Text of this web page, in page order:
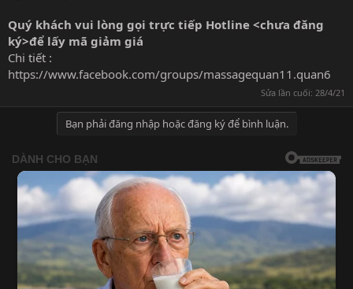
Quý khách vui lòng gọi trực tiếp Hotline <chưa đăng
ký>để lấy mã giảm giá
Chi tiết :
https://www.facebook.com/groups/massagequan11.quan6
Sửa lần cuối: 28/4/21
Bạn phải đăng nhập hoặc đăng ký để bình luận.